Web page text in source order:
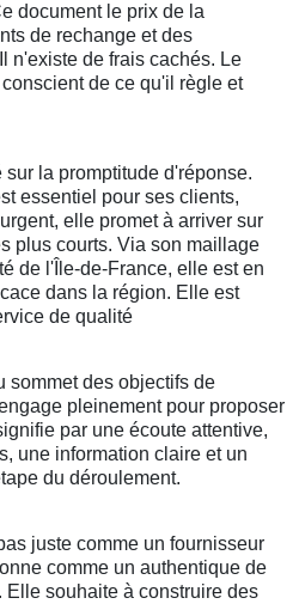
document le prix de la
de rechange et des
n'existe de frais cachés. Le
de ce qu'il règle et
sur la promptitude d'réponse.
essentiel pour ses clients,
elle promet à arriver sur
plus courts. Via son maillage
de l'Île-de-France, elle est en
dans la région. Elle est
de qualité
sommet des objectifs de
pleinement pour proposer
par une écoute attentive,
une information claire et un
du déroulement.
juste comme un fournisseur
comme un authentique de
souhaite à construire des